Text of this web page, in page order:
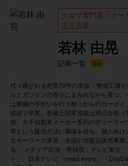
クルマ専門家／カ
店元店長
若林 由晃
記事一覧
代々継がれる創業70年の車販・整備工場
ルとガソリンの香りにまみれながら育つ
は整備の手伝いを行う根っからのカーガ
成績で卒業。整備士国家資格は満点合格
後、大手自動車メーカー系列のディーラ
車という販売方法に興味を持ち、個人向
古カーリース事業、全国の加盟店販売事
る。 メディア出演・寄稿歴：テレビ東京
ト」、日本テレビ「news every.」「